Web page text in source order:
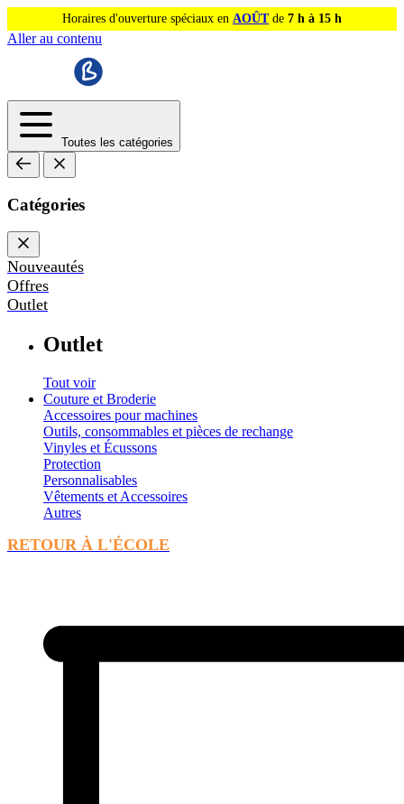
Horaires d'ouverture spéciaux en AOÛTde 7 h à 15 h
Aller au contenu
Toutes les catégories
Catégories
Nouveautés
Offres
Outlet
Outlet
Tout voir
Couture et Broderie
Accessoires pour machines
Outils, consommables et pièces de rechange
Vinyles et Écussons
Protection
Personnalisables
Vêtements et Accessoires
Autres
RETOUR À L'ÉCOLE